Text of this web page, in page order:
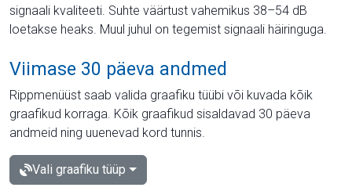
signaali kvaliteeti. Suhte väärtust vahemikus 38–54 dB
loetakse heaks. Muul juhul on tegemist signaali häiringuga.
Viimase 30 päeva andmed
Rippmenüüst saab valida graafiku tüübi või kuvada kõik
graafikud korraga. Kõik graafikud sisaldavad 30 päeva
andmeid ning uuenevad kord tunnis.
Vali graafiku tüüp